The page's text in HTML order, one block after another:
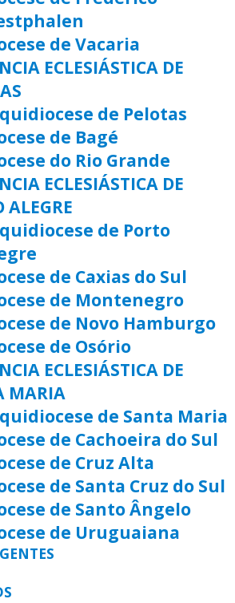
de Vacaria
ECLESIÁSTICA DE
de Pelotas
de Bagé
do Rio Grande
ECLESIÁSTICA DE
ALEGRE
de Porto
de Caxias do Sul
de Montenegro
de Novo Hamburgo
de Osório
ECLESIÁSTICA DE
MARIA
de Santa Maria
de Cachoeira do Sul
de Cruz Alta
de Santa Cruz do Sul
de Santo Ângelo
de Uruguaiana